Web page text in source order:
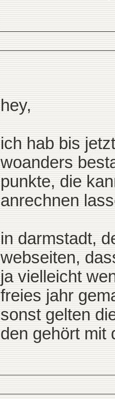
hey,
ich hab bis
woanders
punkte, die
anrechnen
in darmstadt,
webseiten,
ja vielleicht
freies jahr
sonst gelten
den gehört mit